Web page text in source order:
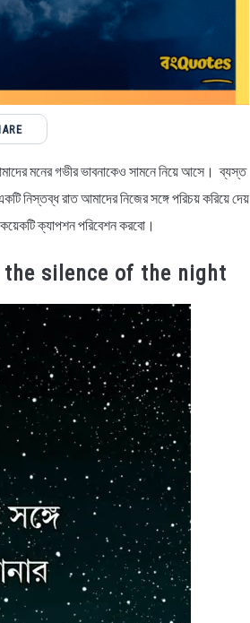
মনের গভীর ভাবনাকেও সামনে নিয়ে আসে। ব্যস্ত
নিস্তব্ধ রাত আমাদের নিজের সঙ্গে পরিচয় করিয়ে দেয়
ক্যাপশন পরিবেশন করবো।
the silence of the night